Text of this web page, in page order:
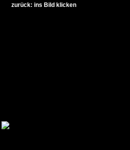
zurück: ins Bild klicken